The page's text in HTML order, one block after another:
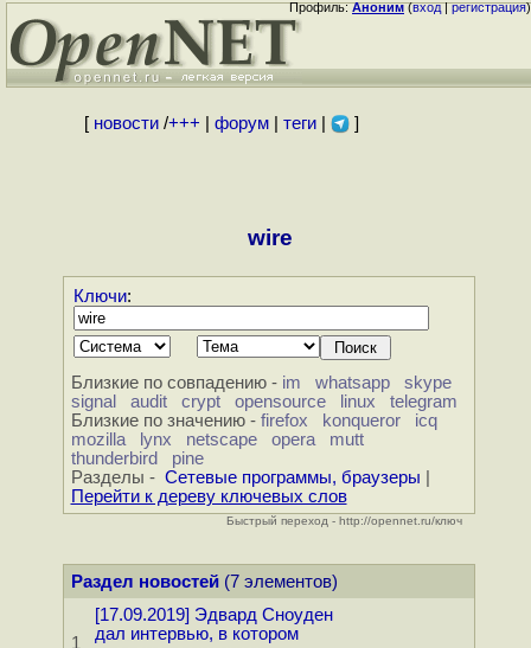
Профиль:Аноним(вход|регистрация)
[ новости/+++ форум| теги| ]
wire
Ключи:
Близкие по совпадению - im whatsapp
skype
signal
audit crypt opensource linux
telegram
Близкие по значению - firefox konqueror
icq
mozilla
lynx netscape opera
mutt
thunderbird
pine
Разделы - Сетевые программы, браузеры
Перейти к дереву ключевых слов
Быстрый переход - http://opennet.ru/ключ
Раздел новостей(7 элементов)
1
[17.09.2019] Эдвард Сноуден
дал интервью, в котором